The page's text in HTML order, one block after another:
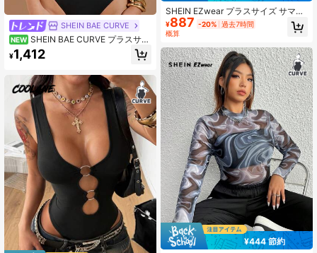
SHEIN BAE CURVE
NEW SHEIN BAE CURVE プラスサイ
ズ レディース ブラック スパゲッテ
ィストラップ キャミソール
¥1,412
SHEIN EZwear プラスサイズ サマー
コントラストトリム レター グラフィ
ック ニットボディースーツ
¥887 -20% 過去7時間
概算
¥444 節約